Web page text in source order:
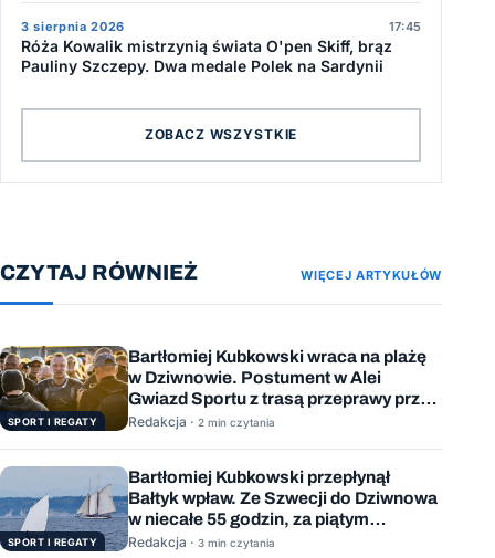
3 sierpnia 2026 17:45
Róża Kowalik mistrzynią świata O'pen Skiff, brąz
Pauliny Szczepy. Dwa medale Polek na Sardynii
ZOBACZ WSZYSTKIE
CZYTAJ RÓWNIEŻ WIĘCEJ ARTYKUŁÓW
SPORT I REGATY
Bartłomiej Kubkowski wraca na plażę
w Dziwnowie. Postument w Alei
Gwiazd Sportu z trasą przeprawy przez
Bałtyk
Redakcja · 2 min czytania
SPORT I REGATY
Bartłomiej Kubkowski przepłynął
Bałtyk wpław. Ze Szwecji do Dziwnowa
w niecałe 55 godzin, za piątym
podejściem
Redakcja · 3 min czytania